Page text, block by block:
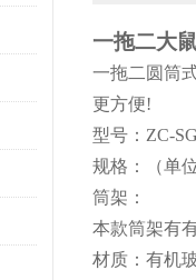
一拖二大
一拖二圆筒
更方便!
型号： ZC-
规格：（单
筒架：
本款筒架有
材质：有机